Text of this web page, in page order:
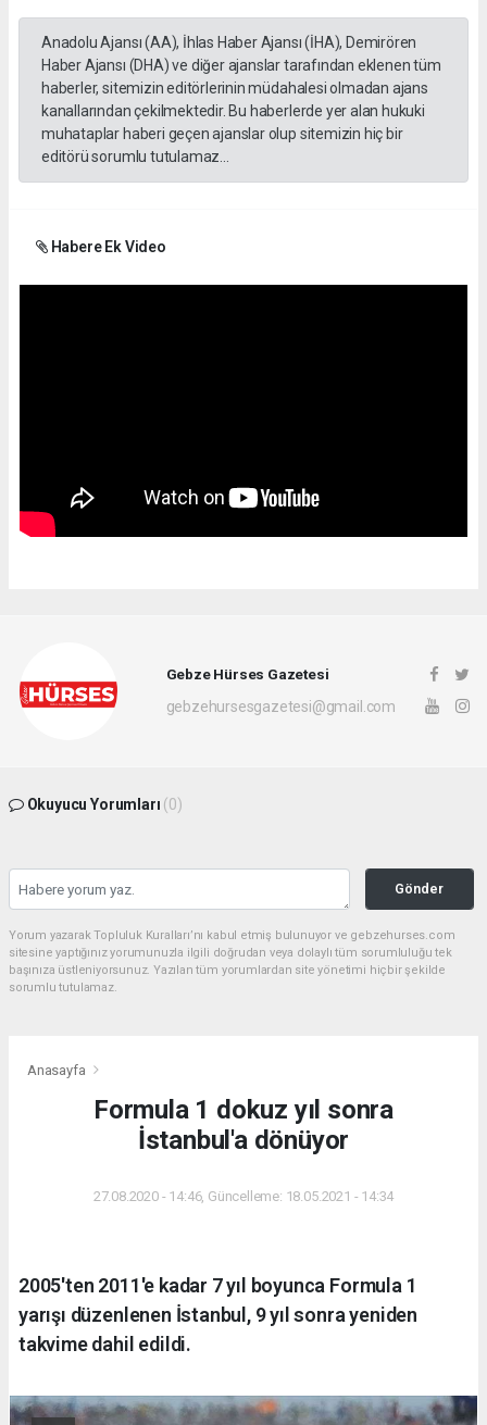
Anadolu Ajansı (AA), İhlas Haber Ajansı (İHA), Demirören
Haber Ajansı (DHA) ve diğer ajanslar tarafından eklenen tüm
haberler, sitemizin editörlerinin müdahalesi olmadan ajans
kanallarından çekilmektedir. Bu haberlerde yer alan hukuki
muhataplar haberi geçen ajanslar olup sitemizin hiç bir
editörü sorumlu tutulamaz...
Habere Ek Video
Gebze Hürses Gazetesi
gebzehursesgazetesi@gmail.com
Okuyucu Yorumları (0)
Gönder
Yorum yazarak Topluluk Kuralları’nı kabul etmiş bulunuyor ve gebzehurses.com
sitesine yaptığınız yorumunuzla ilgili doğrudan veya dolaylı tüm sorumluluğu tek
başınıza üstleniyorsunuz. Yazılan tüm yorumlardan site yönetimi hiçbir şekilde
sorumlu tutulamaz.
Anasayfa
Formula 1 dokuz yıl sonra
İstanbul'a dönüyor
27.08.2020 - 14:46, Güncelleme: 18.05.2021 - 14:34
2005'ten 2011'e kadar 7 yıl boyunca Formula 1
yarışı düzenlenen İstanbul, 9 yıl sonra yeniden
takvime dahil edildi.